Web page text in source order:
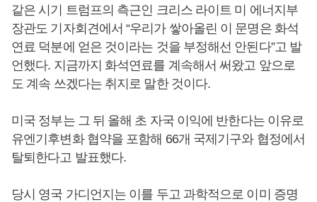
같은 시기 트럼프의 측근인 크리스 라이트 미 에너지부
장관도 기자회견에서 “우리가 쌓아올린 이 문명은 화석
연료 덕분에 얻은 것이라는 것을 부정해선 안된다”고 발
언했다. 지금까지 화석연료를 계속해서 써왔고 앞으로
도 계속 쓰겠다는 취지로 말한 것이다.
미국 정부는 그 뒤 올해 초 자국 이익에 반한다는 이유로
유엔기후변화 협약을 포함해 66개 국제기구와 협정에서
탈퇴한다고 발표했다.
당시 영국 가디언지는 이를 두고 과학적으로 이미 증명